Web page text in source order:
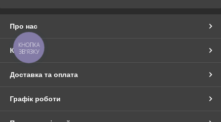
Про нас
Контакти
Доставка та оплата
Графік роботи
КНОПКА
ЗВ'ЯЗКУ